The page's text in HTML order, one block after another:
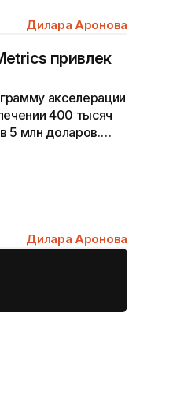
Дилара Аронова
привлек
акселерации
400 тысяч
5 млн доларов.
Дилара Аронова